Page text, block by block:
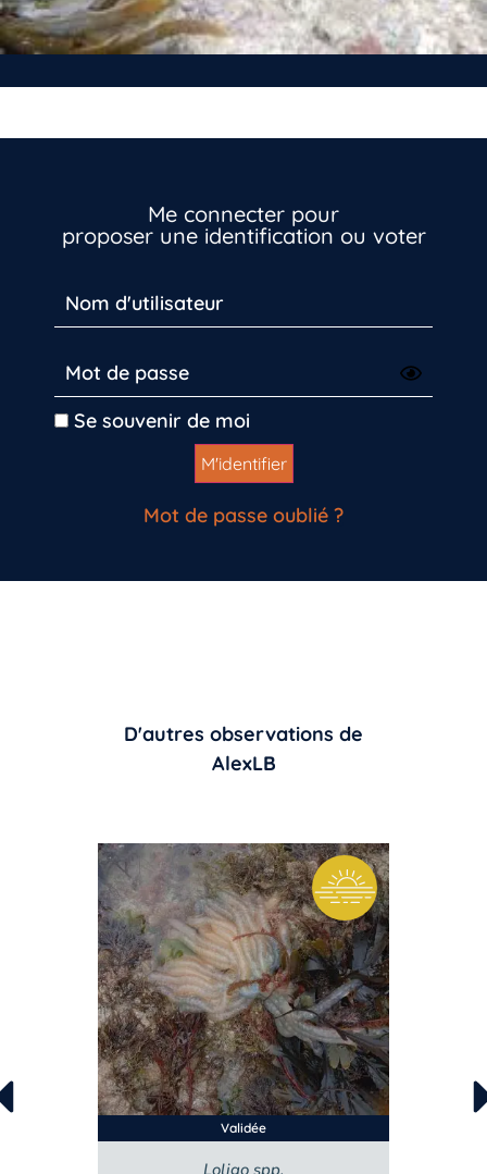
Me connecter pour
proposer une identification ou voter
Se souvenir de moi
Mot de passe oublié ?
D'autres observations de
AlexLB
Validée